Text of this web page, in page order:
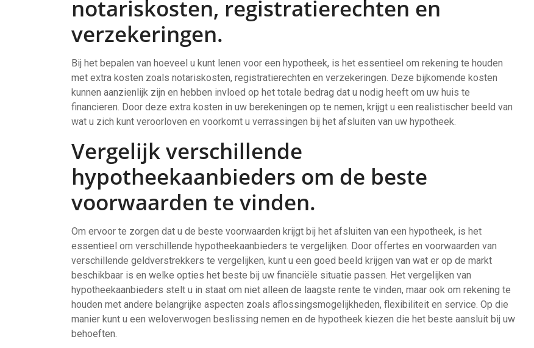
notariskosten, registratierechten en
verzekeringen.
Bij het bepalen van hoeveel u kunt lenen voor een hypotheek, is het essentieel om rekening te houden
met extra kosten zoals notariskosten, registratierechten en verzekeringen. Deze bijkomende kosten
kunnen aanzienlijk zijn en hebben invloed op het totale bedrag dat u nodig heeft om uw huis te
financieren. Door deze extra kosten in uw berekeningen op te nemen, krijgt u een realistischer beeld van
wat u zich kunt veroorloven en voorkomt u verrassingen bij het afsluiten van uw hypotheek.
Vergelijk verschillende
hypotheekaanbieders om de beste
voorwaarden te vinden.
Om ervoor te zorgen dat u de beste voorwaarden krijgt bij het afsluiten van een hypotheek, is het
essentieel om verschillende hypotheekaanbieders te vergelijken. Door offertes en voorwaarden van
verschillende geldverstrekkers te vergelijken, kunt u een goed beeld krijgen van wat er op de markt
beschikbaar is en welke opties het beste bij uw financiële situatie passen. Het vergelijken van
hypotheekaanbieders stelt u in staat om niet alleen de laagste rente te vinden, maar ook om rekening te
houden met andere belangrijke aspecten zoals aflossingsmogelijkheden, flexibiliteit en service. Op die
manier kunt u een weloverwogen beslissing nemen en de hypotheek kiezen die het beste aansluit bij uw
behoeften.